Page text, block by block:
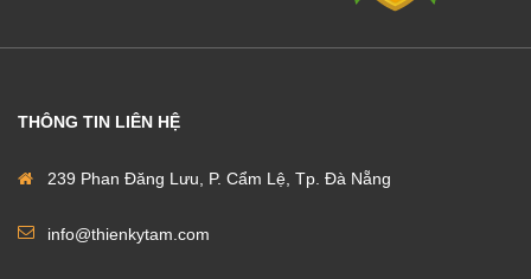
THÔNG TIN LIÊN HỆ
239 Phan Đăng Lưu, P. Cẩm Lệ, Tp. Đà Nẵng
info@thienkytam.com